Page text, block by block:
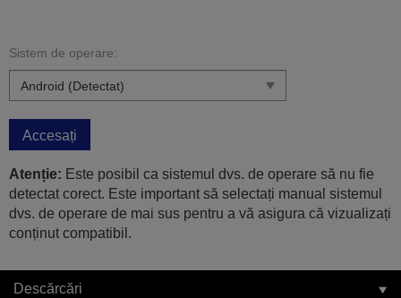
Sistem de operare:
Accesați
Atenție: Este posibil ca sistemul dvs. de operare să nu fie
detectat corect. Este important să selectați manual sistemul
dvs. de operare de mai sus pentru a vă asigura că vizualizați
conținut compatibil.
Descărcări